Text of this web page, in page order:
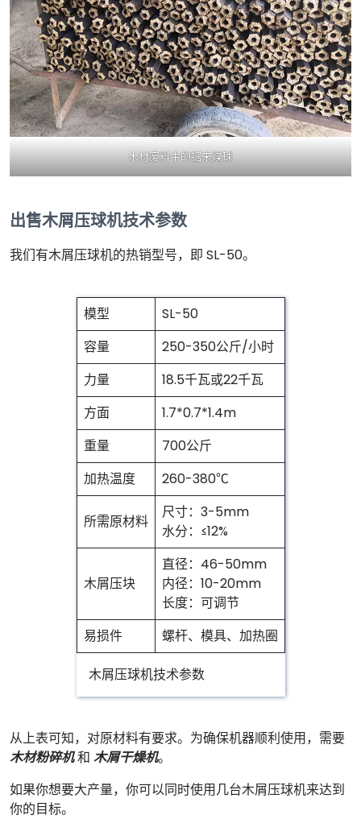
木材废料中的锯末煤球
出售木屑压球机技术参数
我们有木屑压球机的热销型号，即 SL-50。
模型
SL-50
容量
250-350公斤/小时
力量
18.5千瓦或22千瓦
方面
1.7*0.7*1.4m
重量
700公斤
加热温度
260-380℃
所需原材料
尺寸：3-5mm
水分：≤12%
木屑压块
直径：46-50mm
内径：10-20mm
长度：可调节
易损件
螺杆、模具、加热圈
木屑压球机技术参数
从上表可知，对原材料有要求。为确保机器顺利使用，需要
木材粉碎机和 木屑干燥机。
如果你想要大产量，你可以同时使用几台木屑压球机来达到
你的目标。